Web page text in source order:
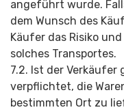
angeführt wurde.
dem Wunsch des
Käufer das Risiko
solches Transportes.
7.2. Ist der Verkäufer
verpflichtet, die
bestimmten Ort zu